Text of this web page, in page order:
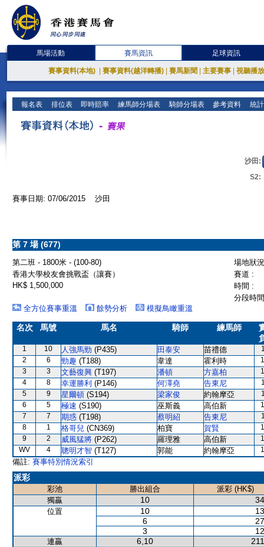
馬場活動 賽馬資訊 足球資訊
賽事資料(本地) 賽事資料(越洋轉播) 賽馬新聞 主要賽事 視聽播
報名表 排位表 即時賠率 練馬師分場表 騎師分場表 參考資料 統
沙田:
S2:
賽事日期: 07/06/2015 沙田
第 7 場 (677)
第二班 - 1800米 - (100-80)
場地狀
香港大學校友會挑戰盃（讓賽）
賽道 :
HK$ 1,500,000
時間 :
分段時
全方位賽事重溫
餘勢分析 模擬鳥瞰重溫
名次 馬號 馬名 騎師 練馬師
1 10 人強馬勁 (P435) 田泰安 苗禮德
2
6 勁趣 (T188) 韋達 霍利時
3
3 文藝復興 (T197) 潘頓 方嘉柏
4
8 幸運勝利 (P146) 何澤堯 告東尼
5
9 星爾頓 (S194) 梁家俊 約翰摩亞
6
5 極速 (S190) 巫斯義 高伯新
7
7 期惑 (T198) 蔡明紹 告東尼
8
1 格哥兒 (CN369) 柏寶 賀賢
9
2 威風猛將 (P262) 羅理雅 高伯新
WV
4 聰明才智 (T127) 郭能 約翰摩亞
備註: 賽事特別情況索引
派彩
彩池 勝出組合
派彩 (HK$)
獨贏
10
位置 10
6
3
連贏 6,10